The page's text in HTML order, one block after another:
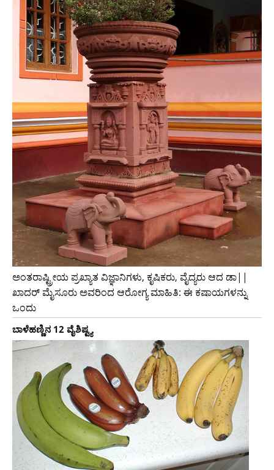
ಅಂತರಾಷ್ಟ್ರೀಯ ಪ್ರಖ್ಯಾತ ವಿಜ್ಞಾನಿಗಳು, ಕೃಷಿಕರು, ವೈದ್ಯರು ಆದ ಡಾ||
ಖಾದರ್ ಮೈಸೂರು ಅವರಿಂದ ಆರೋಗ್ಯ ಮಾಹಿತಿ: ಈ ಕಷಾಯಗಳನ್ನು
ಒಂದು
ಬಾಳೆಹಣ್ಣಿನ 12 ವೈಶಿಷ್ಟ್ಯ